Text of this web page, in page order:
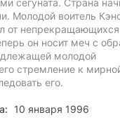
сёгуната. Страна
Молодой воитель
от непрекращающихся
он носит меч с
молодой
стремление к
его.
10 января 1996